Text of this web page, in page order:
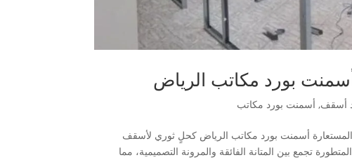
بورد مكاتب الرياض
أسقف, أسمنت بورد مكاتب
المستعارة أسمنت بورد مكاتب الرياض كحلٍ ثوري لأسقف
تجمع بين المتانة الفائقة والمرونة التصميمية، مما